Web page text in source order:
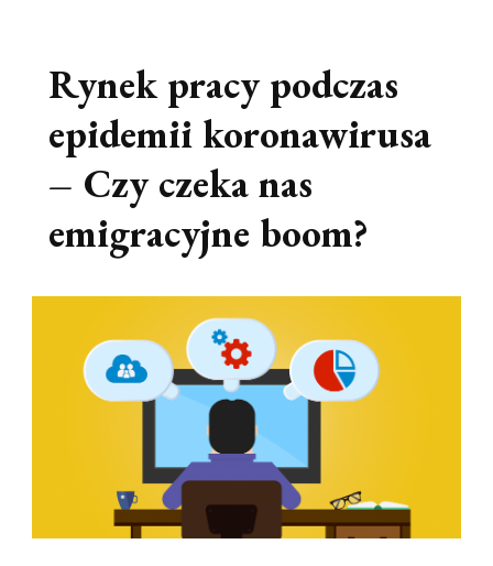
Rynek pracy podczas
epidemii koronawirusa
– Czy czeka nas
emigracyjne boom?